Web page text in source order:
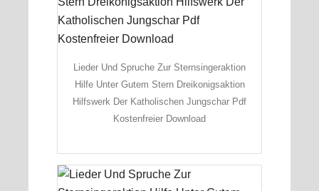
Lieder Und Spruche Zur Sternsingeraktion
Hilfe Unter Gutem Stern Dreikonigsaktion
Hilfswerk Der Katholischen Jungschar Pdf
Kostenfreier Download